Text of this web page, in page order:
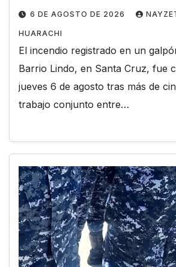
6 DE AGOSTO DE 2026
HUARACHI
El incendio registrado en un
Barrio Lindo, en Santa Cruz, fue
jueves 6 de agosto tras más de
trabajo conjunto entre…